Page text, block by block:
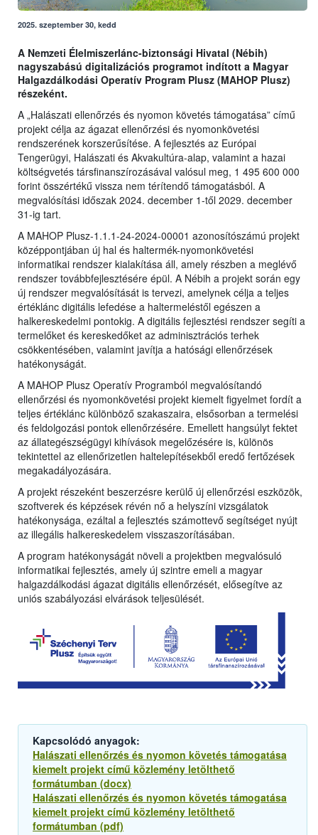
2025. szeptember 30, kedd
A Nemzeti Élelmiszerlánc-biztonsági Hivatal (Nébih)
nagyszabású digitalizációs programot indított a Magyar
Halgazdálkodási Operatív Program Plusz (MAHOP Plusz)
részeként.
A „Halászati ellenőrzés és nyomon követés támogatása” című
projekt célja az ágazat ellenőrzési és nyomonkövetési
rendszerének korszerűsítése. A fejlesztés az Európai
Tengerügyi, Halászati és Akvakultúra-alap, valamint a hazai
költségvetés társfinanszírozásával valósul meg, 1 495 600 000
forint összértékű vissza nem térítendő támogatásból. A
megvalósítási időszak 2024. december 1-től 2029. december
31-ig tart.
A MAHOP Plusz-1.1.1-24-2024-00001 azonosítószámú projekt
középpontjában új hal és haltermék-nyomonkövetési
informatikai rendszer kialakítása áll, amely részben a meglévő
rendszer továbbfejlesztésére épül. A Nébih a projekt során egy
új rendszer megvalósítását is tervezi, amelynek célja a teljes
értéklánc digitális lefedése a haltermeléstől egészen a
halkereskedelmi pontokig. A digitális fejlesztési rendszer segíti a
termelőket és kereskedőket az adminisztrációs terhek
csökkentésében, valamint javítja a hatósági ellenőrzések
hatékonyságát.
A MAHOP Plusz Operatív Programból megvalósítandó
ellenőrzési és nyomonkövetési projekt kiemelt figyelmet fordít a
teljes értéklánc különböző szakaszaira, elsősorban a termelési
és feldolgozási pontok ellenőrzésére. Emellett hangsúlyt fektet
az állategészségügyi kihívások megelőzésére is, különös
tekintettel az ellenőrizetlen haltelepítésekből eredő fertőzések
megakadályozására.
A projekt részeként beszerzésre kerülő új ellenőrzési eszközök,
szoftverek és képzések révén nő a helyszíni vizsgálatok
hatékonysága, ezáltal a fejlesztés számottevő segítséget nyújt
az illegális halkereskedelem visszaszorításában.
A program hatékonyságát növeli a projektben megvalósuló
informatikai fejlesztés, amely új szintre emeli a magyar
halgazdálkodási ágazat digitális ellenőrzését, elősegítve az
uniós szabályozási elvárások teljesülését.
Kapcsolódó anyagok:
Halászati ellenőrzés és nyomon követés támogatása
kiemelt projekt című közlemény letölthető
formátumban (docx)
Halászati ellenőrzés és nyomon követés támogatása
kiemelt projekt című közlemény letölthető
formátumban (pdf)